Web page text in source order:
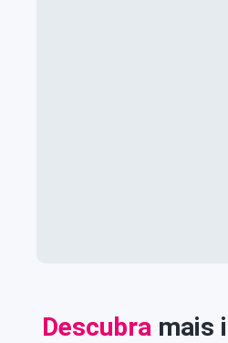
Descubramais